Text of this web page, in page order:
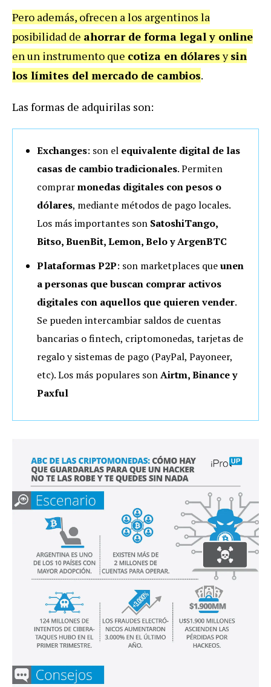
Pero además, ofrecen a los argentinos la
posibilidad de ahorrar de forma legal y online
en un instrumento que cotiza en dólaresysin
los límites del mercado de cambios.
Las formas de adquirilas son:
Exchanges: son el equivalente digital de las
casas de cambiotradicionales. Permiten
comprarmonedas digitales con pesos o
dólares, mediante métodos de pago locales.
Los más importantes son SatoshiTango,
Bitso, BuenBit, Lemon, Belo y ArgenBTC
Plataformas P2P: son marketplaces queunen
a personas que buscan comprar activos
digitales con aquellos que quieren vender.
Se pueden intercambiar saldos de cuentas
bancarias o fintech, criptomonedas, tarjetas de
regalo y sistemas de pago (PayPal, Payoneer,
etc). Los más populares sonAirtm, Binance y
Paxful